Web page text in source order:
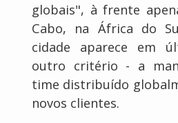
globais", à frente
Cabo, na África do
cidade aparece em
outro critério - a
time distribuído
novos clientes.